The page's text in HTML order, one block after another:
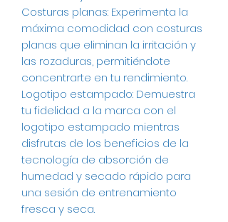
Costuras planas: Experimenta la
máxima comodidad con costuras
planas que eliminan la irritación y
las rozaduras, permitiéndote
concentrarte en tu rendimiento.
Logotipo estampado: Demuestra
tu fidelidad a la marca con el
logotipo estampado mientras
disfrutas de los beneficios de la
tecnología de absorción de
humedad y secado rápido para
una sesión de entrenamiento
fresca y seca.